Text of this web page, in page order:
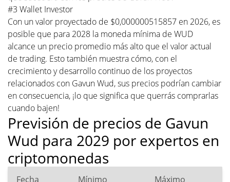
#3 Wallet Investor
Con un valor proyectado de $0,000000515857 en 2026, es
posible que para 2028 la moneda mínima de WUD
alcance un precio promedio más alto que el valor actual
de trading. Esto también muestra cómo, con el
crecimiento y desarrollo continuo de los proyectos
relacionados con Gavun Wud, sus precios podrían cambiar
en consecuencia, ¡lo que significa que querrás comprarlas
cuando bajen!
Previsión de precios de Gavun
Wud para 2029 por expertos en
criptomonedas
Fecha Mínimo Máximo